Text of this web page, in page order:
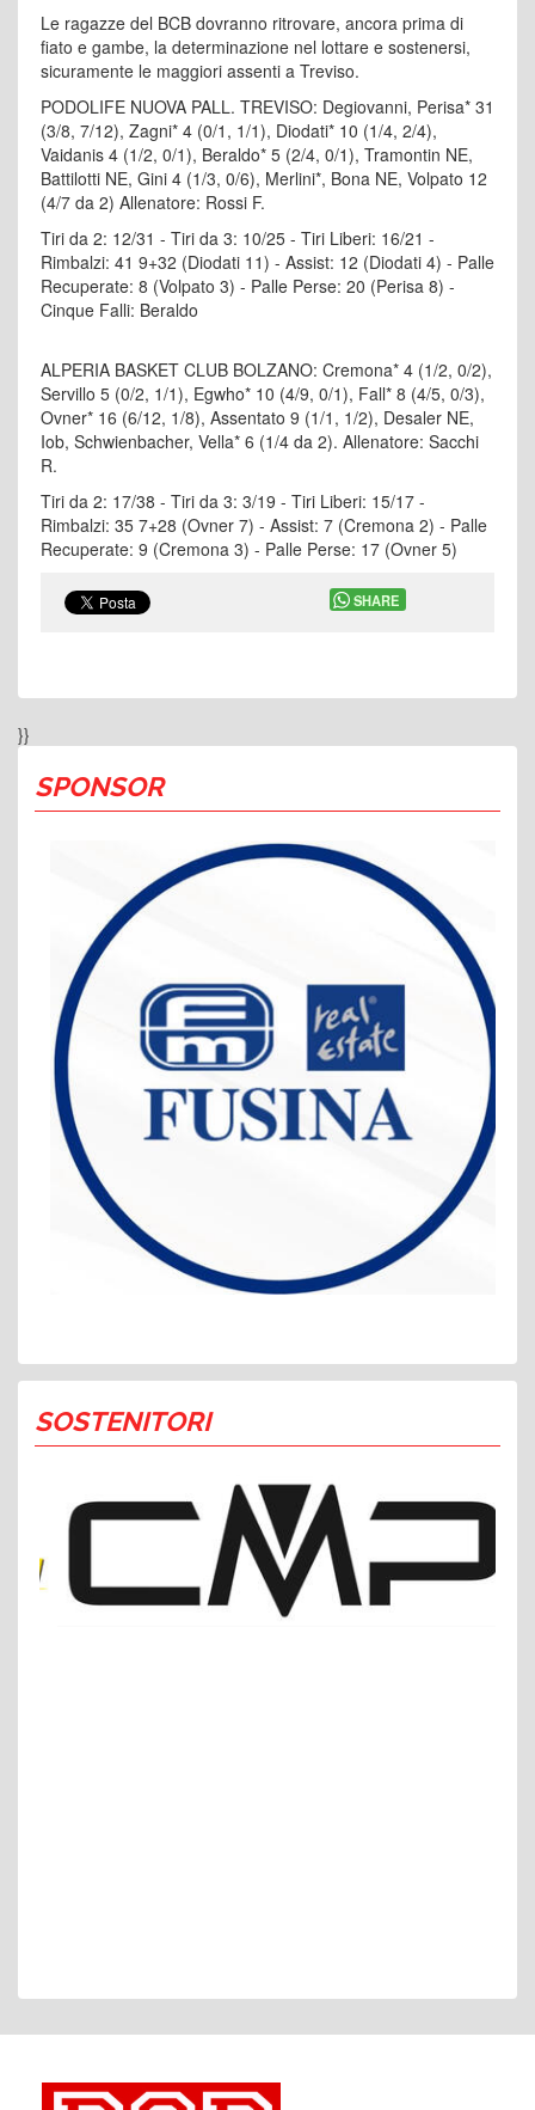
}}
SPONSOR
SOSTENITORI
Le ragazze del BCB dovranno ritrovare, ancora prima di
fiato e gambe, la determinazione nel lottare e sostenersi,
sicuramente le maggiori assenti a Treviso.
PODOLIFE NUOVA PALL. TREVISO: Degiovanni, Perisa* 31
(3/8, 7/12), Zagni* 4 (0/1, 1/1), Diodati* 10 (1/4, 2/4),
Vaidanis 4 (1/2, 0/1), Beraldo* 5 (2/4, 0/1), Tramontin NE,
Battilotti NE, Gini 4 (1/3, 0/6), Merlini*, Bona NE, Volpato 12
(4/7 da 2) Allenatore: Rossi F.
Tiri da 2: 12/31 - Tiri da 3: 10/25 - Tiri Liberi: 16/21 -
Rimbalzi: 41 9+32 (Diodati 11) - Assist: 12 (Diodati 4) - Palle
Recuperate: 8 (Volpato 3) - Palle Perse: 20 (Perisa 8) -
Cinque Falli: Beraldo
ALPERIA BASKET CLUB BOLZANO: Cremona* 4 (1/2, 0/2),
Servillo 5 (0/2, 1/1), Egwho* 10 (4/9, 0/1), Fall* 8 (4/5, 0/3),
Ovner* 16 (6/12, 1/8), Assentato 9 (1/1, 1/2), Desaler NE,
Iob, Schwienbacher, Vella* 6 (1/4 da 2). Allenatore: Sacchi
R.
Tiri da 2: 17/38 - Tiri da 3: 3/19 - Tiri Liberi: 15/17 -
Rimbalzi: 35 7+28 (Ovner 7) - Assist: 7 (Cremona 2) - Palle
Recuperate: 9 (Cremona 3) - Palle Perse: 17 (Ovner 5)
SHARE